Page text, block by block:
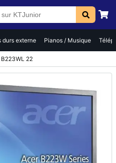
durs externe Pianos / Musique
22